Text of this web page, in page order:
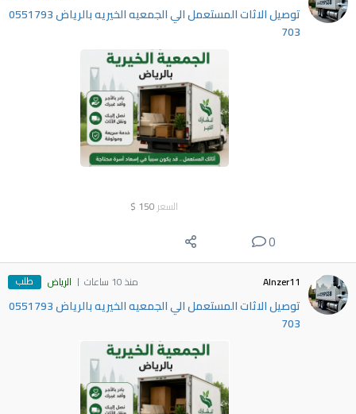
توصيل الاثات المستعمل الي الجمعيه الخيريه بالرياض 0551793
703
السعر 150
$
0
Alnzer11 منذ 10 ساعات الرياض طلب
توصيل الاثات المستعمل الي الجمعيه الخيريه بالرياض 0551793
703